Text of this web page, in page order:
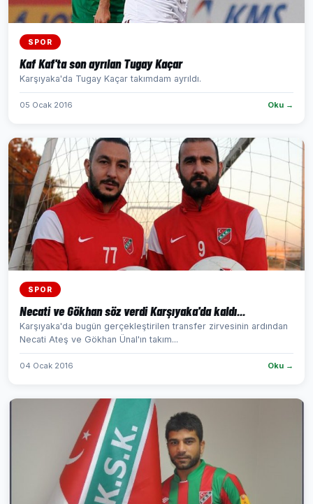
SPOR
Kaf Kaf'ta son ayrılan Tugay Kaçar
Karşıyaka'da Tugay Kaçar takımdam ayrıldı.
05 Ocak 2016 Oku →
SPOR
Necati ve Gökhan söz verdi Karşıyaka'da kaldı...
Karşıyaka'da bugün gerçekleştirilen transfer zirvesinin ardından
Necati Ateş ve Gökhan Ünal'ın takım...
04 Ocak 2016 Oku →